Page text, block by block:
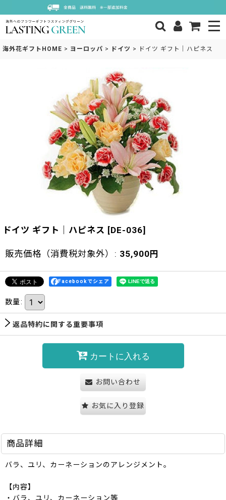
海外花ギフトHOME > ヨーロッパ > ドイツ > ドイツ ギフト｜ハピネス
ドイツ ギフト｜ハピネス [DE-036]
販売価格（消費税対象外） : 35,900 円
Facebookでシェア
数量:
返品特約に関する重要事項
カートに入れる
お問い合わせ
お気に入り登録
商品詳細
バラ、ユリ、カーネーションのアレンジメント。
【内容】
・バラ、ユリ、カーネーション等